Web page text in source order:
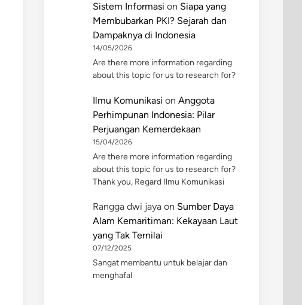
Sistem Informasi on Siapa yang
Membubarkan PKI? Sejarah dan
Dampaknya di Indonesia
14/05/2026
Are there more information regarding
about this topic for us to research for?
Ilmu Komunikasi on Anggota
Perhimpunan Indonesia: Pilar
Perjuangan Kemerdekaan
15/04/2026
Are there more information regarding
about this topic for us to research for?
Thank you, Regard Ilmu Komunikasi
Rangga dwi jaya on Sumber Daya
Alam Kemaritiman: Kekayaan Laut
yang Tak Ternilai
07/12/2025
Sangat membantu untuk belajar dan
menghafal